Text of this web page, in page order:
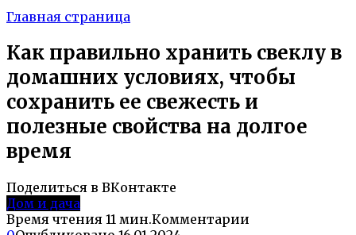
Главная страница
Как правильно хранить свеклу в
домашних условиях, чтобы
сохранить ее свежесть и
полезные свойства на долгое
время
Поделиться в ВКонтакте
Дом и дача
Время чтения 11 мин.Комментарии